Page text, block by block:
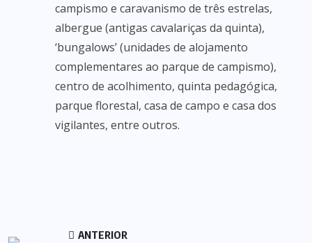
campismo e caravanismo de três estrelas,
albergue (antigas cavalariças da quinta),
‘bungalows’ (unidades de alojamento
complementares ao parque de campismo),
centro de acolhimento, quinta pedagógica,
parque florestal, casa de campo e casa dos
vigilantes, entre outros.
ANTERIOR